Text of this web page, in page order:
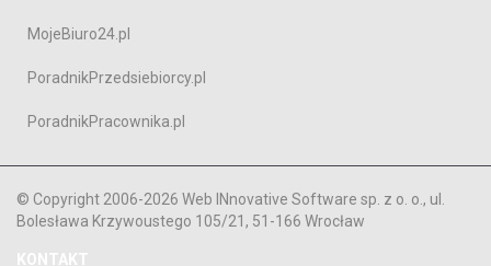
MojeBiuro24.pl
PoradnikPrzedsiebiorcy.pl
PoradnikPracownika.pl
© Copyright 2006-2026 Web INnovative Software sp. z o. o., ul.
Bolesława Krzywoustego 105/21, 51-166 Wrocław
KONTAKT